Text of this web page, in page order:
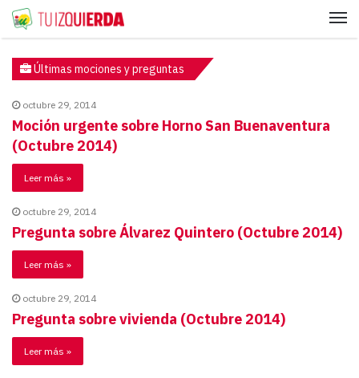
Últimas mociones y preguntas
octubre 29, 2014
Moción urgente sobre Horno San Buenaventura
(Octubre 2014)
Leer más »
octubre 29, 2014
Pregunta sobre Álvarez Quintero (Octubre 2014)
Leer más »
octubre 29, 2014
Pregunta sobre vivienda (Octubre 2014)
Leer más »